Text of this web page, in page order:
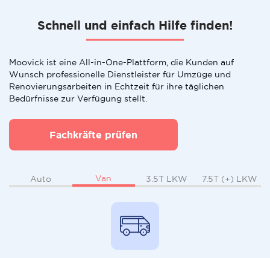
Schnell und einfach Hilfe finden!
Moovick ist eine All-in-One-Plattform, die Kunden auf
Wunsch professionelle Dienstleister für Umzüge und
Renovierungsarbeiten in Echtzeit für ihre täglichen
Bedürfnisse zur Verfügung stellt.
Fachkräfte prüfen
Auto Van 3.5T LKW 7.5T (+) LKW